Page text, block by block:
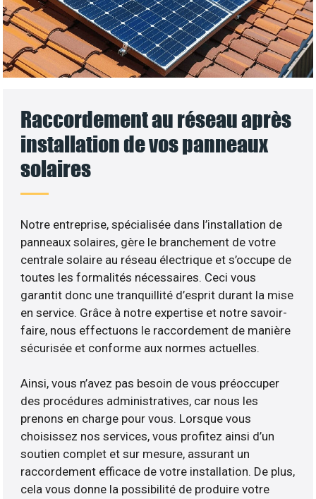
Raccordement au réseau après
installation de vos panneaux
solaires
Notre entreprise, spécialisée dans l’installation de
panneaux solaires, gère le branchement de votre
centrale solaire au réseau électrique et s’occupe de
toutes les formalités nécessaires. Ceci vous
garantit donc une tranquillité d’esprit durant la mise
en service. Grâce à notre expertise et notre savoir-
faire, nous effectuons le raccordement de manière
sécurisée et conforme aux normes actuelles.
Ainsi, vous n’avez pas besoin de vous préoccuper
des procédures administratives, car nous les
prenons en charge pour vous. Lorsque vous
choisissez nos services, vous profitez ainsi d’un
soutien complet et sur mesure, assurant un
raccordement efficace de votre installation. De plus,
cela vous donne la possibilité de produire votre